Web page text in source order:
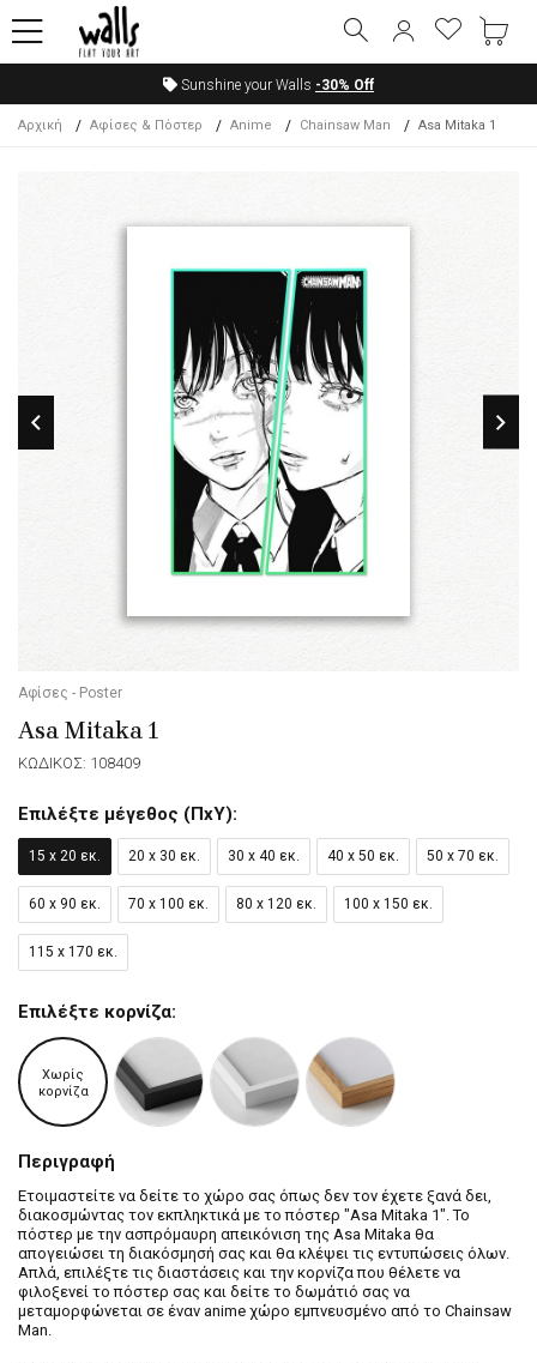
Sunshine your Walls -30% Off
Αρχική Αφίσες & Πόστερ Anime Chainsaw Man Asa Mitaka 1
Αφίσες - Poster
Asa Mitaka 1
ΚΩΔΙΚΟΣ: 108409
Επιλέξτε μέγεθος (ΠxΥ):
15 x 20 εκ. 20 x 30 εκ. 30 x 40 εκ. 40 x 50 εκ. 50 x 70 εκ.
60 x 90 εκ. 70 x 100 εκ. 80 x 120 εκ. 100 x 150 εκ.
115 x 170 εκ.
Επιλέξτε κορνίζα:
Χωρίς
κορνίζα
Περιγραφή
Ετοιμαστείτε να δείτε το χώρο σας όπως δεν τον έχετε ξανά δει,
διακοσμώντας τον εκπληκτικά με το πόστερ "Asa Mitaka 1". Το
πόστερ με την ασπρόμαυρη απεικόνιση της Asa Mitaka θα
απογειώσει τη διακόσμησή σας και θα κλέψει τις εντυπώσεις όλων.
Απλά, επιλέξτε τις διαστάσεις και την κορνίζα που θέλετε να
φιλοξενεί το πόστερ σας και δείτε το δωμάτιό σας να
μεταμορφώνεται σε έναν anime χώρο εμπνευσμένο από το Chainsaw
Man.